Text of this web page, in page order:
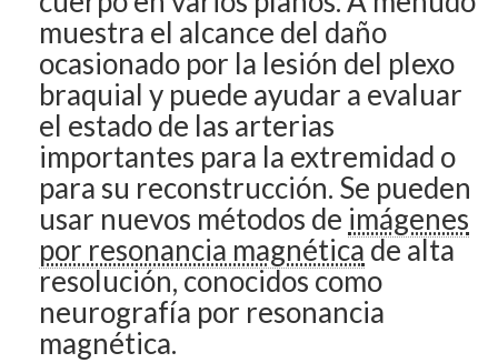
muestra el alcance del daño
ocasionado por la lesión del plexo
braquial y puede ayudar a evaluar
el estado de las arterias
importantes para la extremidad o
para su reconstrucción. Se pueden
usar nuevos métodos de imágenes
por resonancia magnéticade alta
resolución, conocidos como
neurografía por resonancia
magnética.